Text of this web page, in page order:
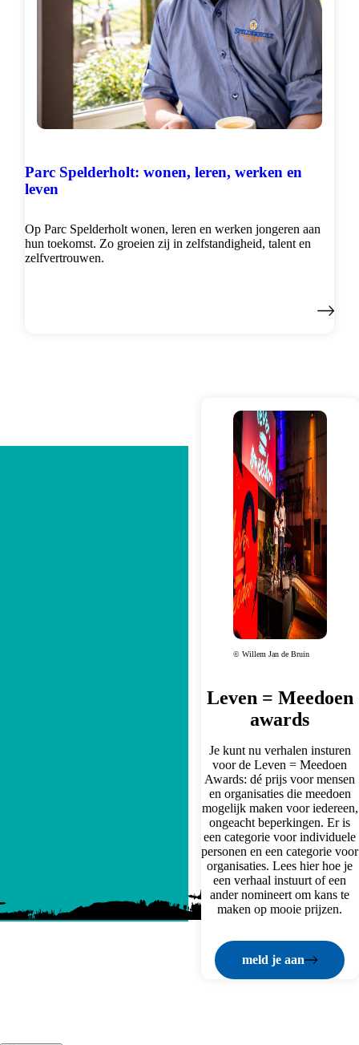
Parc Spelderholt: wonen, leren, werken en
leven
Op Parc Spelderholt wonen, leren en werken jongeren aan
hun toekomst. Zo groeien zij in zelfstandigheid, talent en
zelfvertrouwen.
Leven = Meedoen
awards
Je kunt nu verhalen insturen
voor de Leven = Meedoen
Awards: dé prijs voor mensen
en organisaties die meedoen
mogelijk maken voor iedereen,
ongeacht beperkingen. Er is
een categorie voor individuele
personen en een categorie voor
organisaties. Lees hier hoe je
een verhaal instuurt of een
ander nomineert om kans te
maken op mooie prijzen.
Meld je aan
© Willem Jan de Bruin